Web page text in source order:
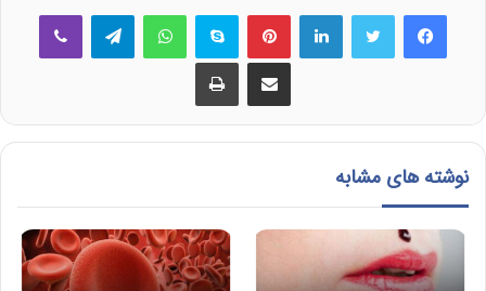
فیس بوک لینکدین ‫پین‌ترست اسکایپ واتس آپ
اشتراک گذاری از طریق ایمیل چاپ
نوشته های مشابه